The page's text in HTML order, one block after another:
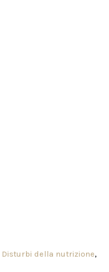
Disturbi della nutrizione,